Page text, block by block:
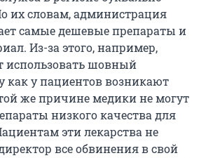
их словам, администрация
самые дешевые препараты и
Из-за этого, например,
использовать шовный
как у пациентов возникают
же причине медики не могут
низкого качества для
эти лекарства не
все обвинения в свой